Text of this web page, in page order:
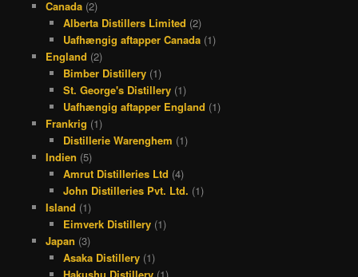
Canada(2)
Alberta Distillers Limited (2)
Uafhængig aftapper Canada (1)
England (2)
Bimber Distillery (1)
St. George's Distillery (1)
Uafhængig aftapper England (1)
Frankrig (1)
Distillerie Warenghem (1)
Indien (5)
Amrut Distilleries Ltd (4)
John Distilleries Pvt. Ltd. (1)
Island (1)
Eimverk Distillery (1)
Japan (3)
Asaka Distillery (1)
Hakushu Distillery (1)